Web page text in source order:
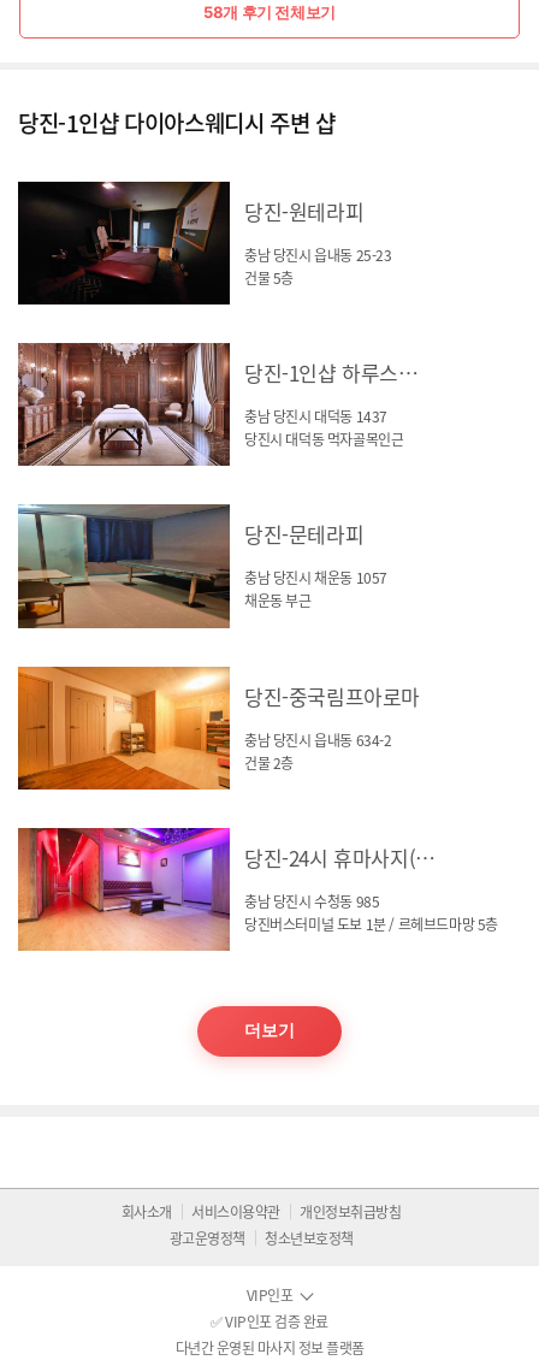
58개 후기 전체보기
당진-1인샵 다이아스웨디시 주변 샵
당진-원테라피
충남 당진시 읍내동 25-23
건물 5층
당진-1인샵 하루스웨디시
충남 당진시 대덕동 1437
당진시 대덕동 먹자골목인근
당진-문테라피
충남 당진시 채운동 1057
채운동 부근
당진-중국림프아로마
충남 당진시 읍내동 634-2
건물 2층
당진-24시 휴마사지(수청동)
충남 당진시 수청동 985
당진버스터미널 도보 1분 / 르헤브드마망 5층
더보기
회사소개 서비스이용약관
개인정보취급방침
광고운영정책
청소년보호정책
VIP인포
✅ VIP인포 검증 완료
다년간 운영된 마사지 정보 플랫폼